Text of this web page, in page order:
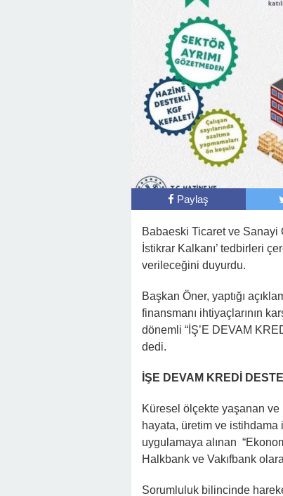
Paylaş
Babaeski Ticaret ve Sanayi
İstikrar Kalkanı’ tedbirleri
verileceğini duyurdu.
Başkan Öner, yaptığı
finansmanı ihtiyaçlarının
dönemli “İŞ’E DEVAM
dedi.
İŞE DEVAM KREDİ
Küresel ölçekte yaşanan ve
hayata, üretim ve istihdama
uygulamaya alınan
Halkbank ve Vakıfbank
Sorumluluk bilincinde